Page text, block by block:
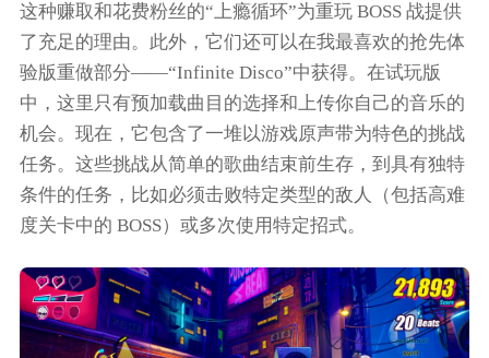
这种赚取和花费粉丝的“上瘾循环”为重玩 BOSS 战提供
了充足的理由。此外，它们还可以在我最喜欢的抢先体
验版重做部分——“Infinite Disco”中获得。在试玩版
中，这里只有预加载曲目的选择和上传你自己的音乐的
机会。现在，它包含了一堆以游戏原声带为特色的挑战
任务。这些挑战从简单的歌曲结束前生存，到具有独特
条件的任务，比如必须击败特定类型的敌人（包括高难
度关卡中的 BOSS）或多次使用特定招式。